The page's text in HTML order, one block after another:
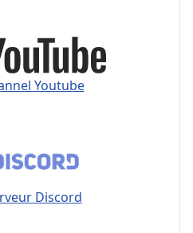
Youtube
Discord